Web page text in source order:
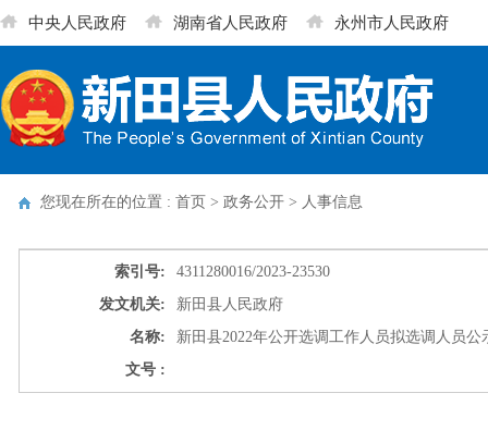
中央人民政府 湖南省人民政府 永州市人民政府
您现在所在的位置 : 首页 > 政务公开 > 人事信息
索引号:
4311280016/2023-23530
发文机关:
新田县人民政府
名称:
新田县2022年公开选调工作人员拟选调人员公
文号 :